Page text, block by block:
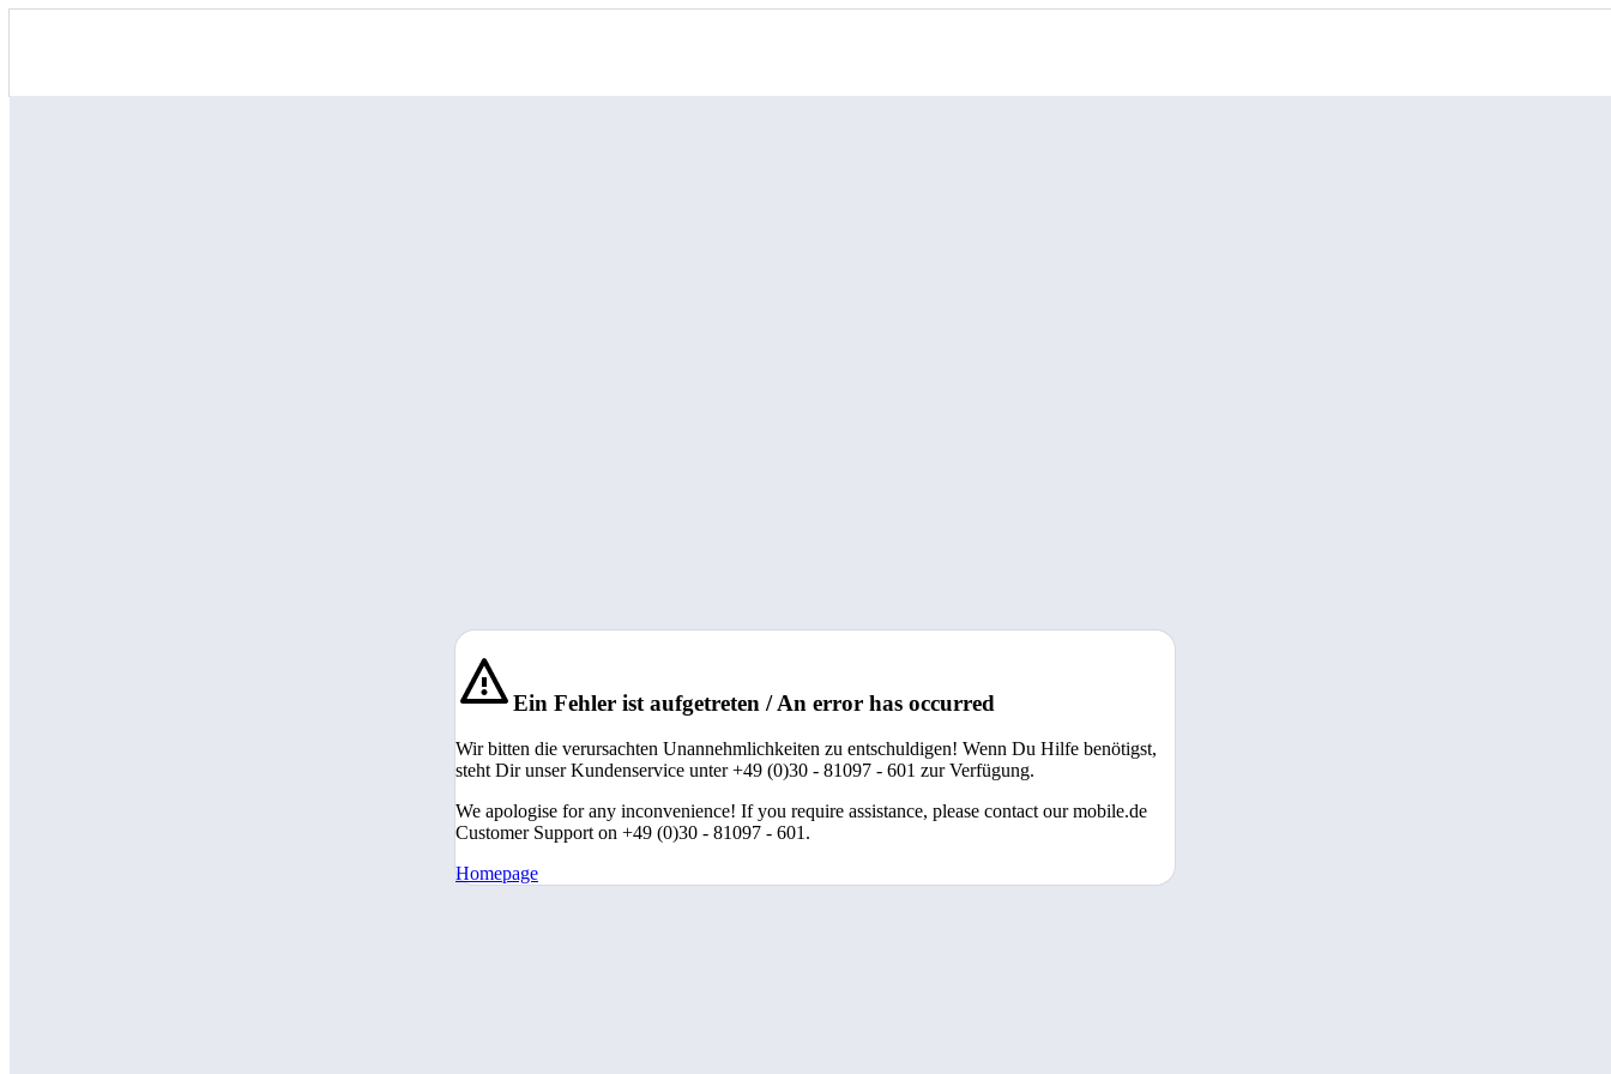
Ein Fehler ist aufgetreten / An error has occurred
Wir bitten die verursachten Unannehmlichkeiten zu entschuldigen! Wenn Du Hilfe benötigst,
steht Dir unser Kundenservice unter +49 (0)30 - 81097 - 601 zur Verfügung.
We apologise for any inconvenience! If you require assistance, please contact our mobile.de
Customer Support on +49 (0)30 - 81097 - 601.
Homepage